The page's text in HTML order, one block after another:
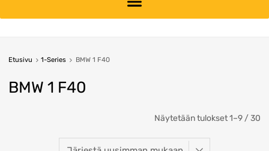
content
Etusivu 1-Series BMW 1 F40
BMW 1 F40
Näytetään tulokset 1–9 / 30